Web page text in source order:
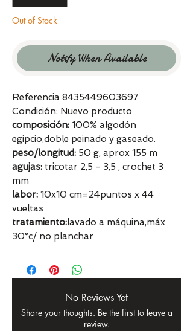
Out of Stock
Notify When Available
Referencia 8435449603697
Condición: Nuevo producto
composición: 100% algodón
egipcio,doble peinado y gaseado.
peso/longitud: 50 g, aprox 155 m
agujas: tricotar 2,5 - 3,5 , crochet 3
mm
labor: 10x10 cm=24puntos x 44
vueltas
tratamiento:lavado a máquina,máx
30°c/ no planchar
No Reviews Yet
Share your thoughts. Be the first to leave a
review.